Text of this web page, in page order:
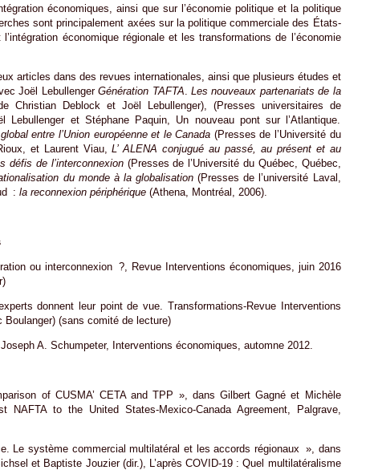
économiques, ainsi que sur l’économie politique et la politique
sont principalement axées sur la politique commerciale des États-
économique régionale et les transformations de l’économie
articles dans des revues internationales, ainsi que plusieurs études et
Joël LebullengerGénération TAFTA Les nouveaux partenariats de la
Christian Deblock et Joël Lebullenger), (Presses universitaires de
Lebullenger et Stéphane Paquin, Un nouveau pont sur l’Atlantique.
entre l’Union européenne et le Canada (Presses de l’Université du
et Laurent Viau,L’ ALENA conjugué au passé, au présent et au
défis de l’interconnexion(Presses de l’Université du Québec, Québec,
du monde à la globalisation(Presses de l’université Laval,
: la reconnexion périphérique(Athena, Montréal, 2006).
ou interconnexion ?, Revue Interventions économiques, juin 2016
donnent leur point de vue. Transformations-Revue Interventions
(sans comité de lecture)
A. Schumpeter, Interventions économiques, automne 2012.
of CUSMA’ CETA and TPP », dans Gilbert Gagné et Michèle
to the United States-Mexico-Canada Agreement, Palgrave,
Le système commercial multilatéral et les accords régionaux », dans
et Baptiste Jouzier (dir.), L’après COVID-19 : Quel multilatéralisme